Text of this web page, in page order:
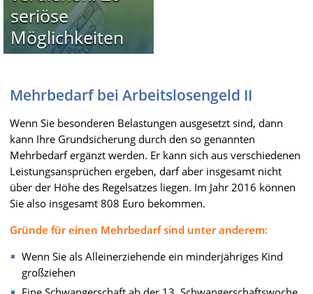
seriöse
Möglichkeiten
Mehrbedarf bei Arbeitslosengeld II
Wenn Sie besonderen Belastungen ausgesetzt sind, dann
kann Ihre Grundsicherung durch den so genannten
Mehrbedarf ergänzt werden. Er kann sich aus verschiedenen
Leistungsansprüchen ergeben, darf aber insgesamt nicht
über der Höhe des Regelsatzes liegen. Im Jahr 2016 können
Sie also insgesamt 808 Euro bekommen.
Gründe für einen Mehrbedarf sind unter anderem:
Wenn Sie als Alleinerziehende ein minderjähriges Kind
großziehen